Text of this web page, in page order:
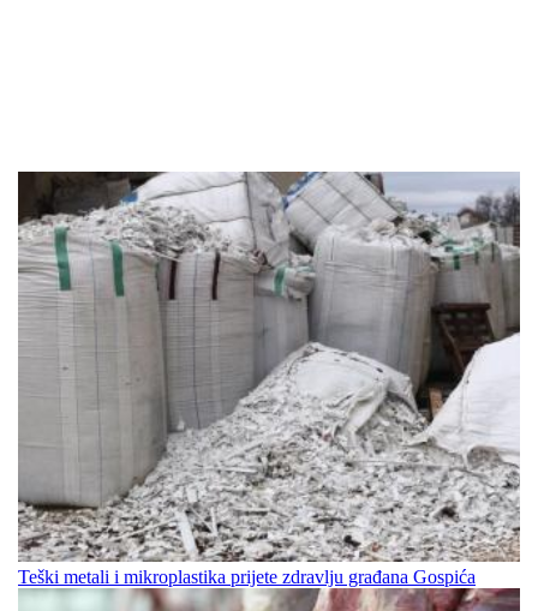
Teški metali i mikroplastika prijete zdravlju građana Gospića